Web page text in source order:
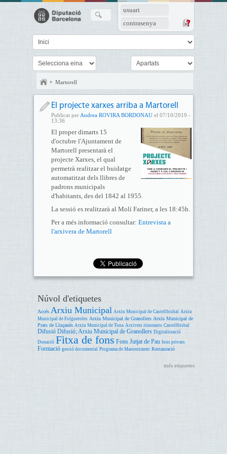
usuari
contrasenya
Martorell
El projecte xarxes arriba a Martorell
Publicat per Andrea ROVIRA BORDONAUel 07/10/2019 -
13:36
El proper dimarts 15
d'octubre l'Ajuntament de
Martorell presentarà el
projecte Xarxes, el qual
permetrà realitzar el buidatge
automatitzat dels llibres de
padrons municipals
d'habitants, des del 1842 al 1955.
La sessió es realitzarà al Molí Fariner, a les 18:45h.
Per a més informació consultar: Entrevista a
l'arxivera de Martorell
Núvol d'etiquetes
Accés Arxiu Municipal Arxiu Municipal de Castellbisbal Arxiu
Municipal de Folgueroles Arxiu Municipal de Granollers Arxiu Municipal de
Prats de Lluçanès Arxiu Municipal de Tona Arxivers itinerants Castellbisbal
Difusió Difusió; Arxiu Municipal de Granollers Digitalització
Donació Fitxa de fons Fons Jutjat de Pau fons privats
Formació gestió documental Programa de Manteniment Restauració
més etiquetes